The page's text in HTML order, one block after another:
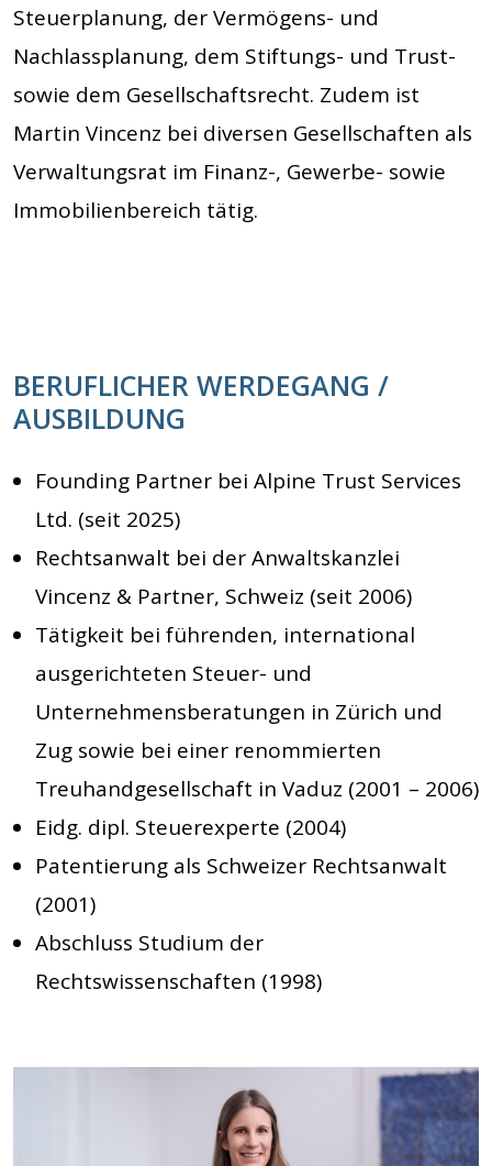
Steuerplanung, der Vermögens- und
Nachlassplanung, dem Stiftungs- und Trust-
sowie dem Gesellschaftsrecht. Zudem ist
Martin Vincenz bei diversen Gesellschaften als
Verwaltungsrat im Finanz-, Gewerbe- sowie
Immobilienbereich tätig.
BERUFLICHER WERDEGANG /
AUSBILDUNG
Founding Partner bei Alpine Trust Services
Ltd. (seit 2025)
Rechtsanwalt bei der Anwaltskanzlei
Vincenz & Partner, Schweiz (seit 2006)
Tätigkeit bei führenden, international
ausgerichteten Steuer- und
Unternehmensberatungen in Zürich und
Zug sowie bei einer renommierten
Treuhandgesellschaft in Vaduz (2001 – 2006)
Eidg. dipl. Steuerexperte (2004)
Patentierung als Schweizer Rechtsanwalt
(2001)
Abschluss Studium der
Rechtswissenschaften (1998)